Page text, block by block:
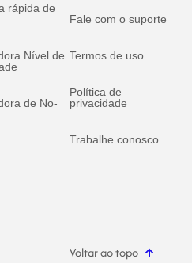
rápida de
Nível de
de No-
Fale com o suporte
Termos de uso
Política de
privacidade
Trabalhe conosco
Voltar ao topo